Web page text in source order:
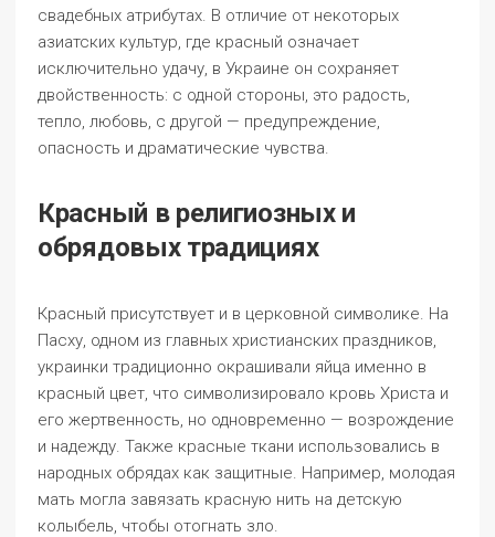
свадебных атрибутах. В отличие от некоторых
азиатских культур, где красный означает
исключительно удачу, в Украине он сохраняет
двойственность: с одной стороны, это радость,
тепло, любовь, с другой — предупреждение,
опасность и драматические чувства.
Красный в религиозных и
обрядовых традициях
Красный присутствует и в церковной символике. На
Пасху, одном из главных христианских праздников,
украинки традиционно окрашивали яйца именно в
красный цвет, что символизировало кровь Христа и
его жертвенность, но одновременно — возрождение
и надежду. Также красные ткани использовались в
народных обрядах как защитные. Например, молодая
мать могла завязать красную нить на детскую
колыбель, чтобы отогнать зло.